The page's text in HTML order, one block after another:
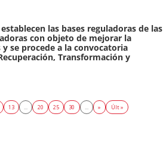
las bases reguladoras de las
con objeto de mejorar la
se procede a la convocatoria
Transformación y
13 ... 20 25 30 ... » Últ »